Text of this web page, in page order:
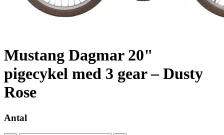
Mustang Dagmar 20"
pigecykel med 3 gear – Dusty
Rose
Antal